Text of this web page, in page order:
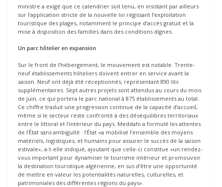
ministre a exigé que ce calendrier soit tenu, en insistant par ailleurs
sur l’application stricte de la nouvelle loi régissant l’exploitation
touristique des plages, notamment le principe d’accès gratuit et la
mise à disposition des familles dans des conditions dignes.
Un parc hôtelier en expansion
Sur le front de l’hébergement, le mouvement est notable. Trente-
neuf établissements hôteliers doivent entrer en service avant la
saison. Neuf ont déjà été réceptionnés, représentant 890 lits
supplémentaires. Sept autres projets sont attendus au cours du mois
de juin, ce qui portera le parc national à 875 établissements au total.
Ce chiffre traduit une progression continue de la capacité d’accueil,
même si le secteur reste confronté à des déséquilibres territoriaux
entre le littoral et l’intérieur du pays. Meddahi a formulé les attentes
de l’État sans ambiguïté : l’État «a mobilisé l’ensemble des moyens
matériels, logistiques, et humains pour assurer le succès de la saison
estivale», a-t-elle indiqué, ajoutant que celle-ci constitue «un rendez-
vous important pour dynamiser le tourisme intérieur et promouvoir
la destination touristique algérienne, en sus d’être une opportunité
de mettre en valeur les potentialités naturelles, culturelles, et
patrimoniales des différentes régions du pays».